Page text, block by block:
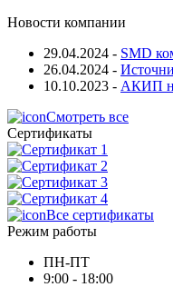
Новости компании
29.04.2024 - SMD
26.04.2024 -
10.10.2023 - АКИП
Смотреть все
Сертификаты
Все сертификаты
Режим работы
ПН-ПТ
9:00 - 18:00